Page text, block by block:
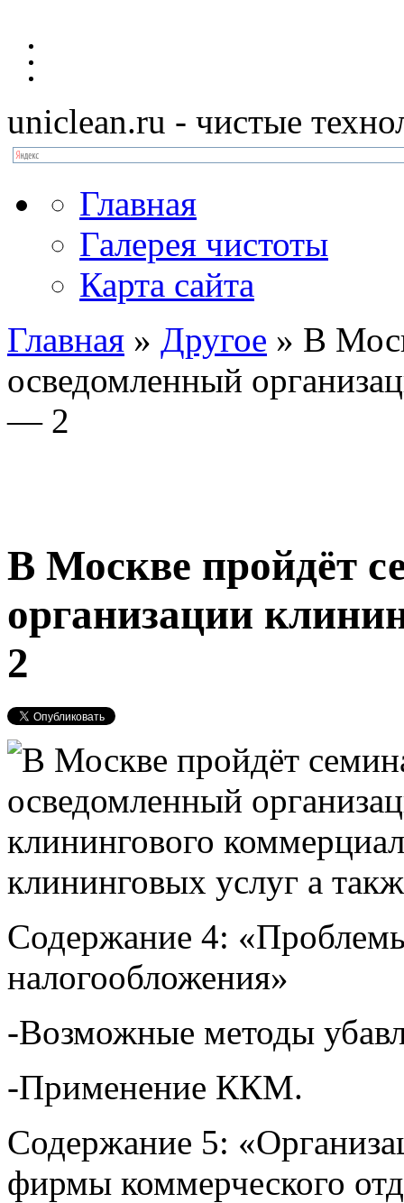
uniclean.ru - чистые
Главная
Галерея чистоты
Карта сайта
Главная » Другое » В
осведомленный
— 2
В Москве пройдёт
организации
2
клининговых услуг а
Содержание 4: «Проблемы
налогообложения»
-Возможные методы
-Применение ККМ.
Содержание 5:
фирмы коммерческого